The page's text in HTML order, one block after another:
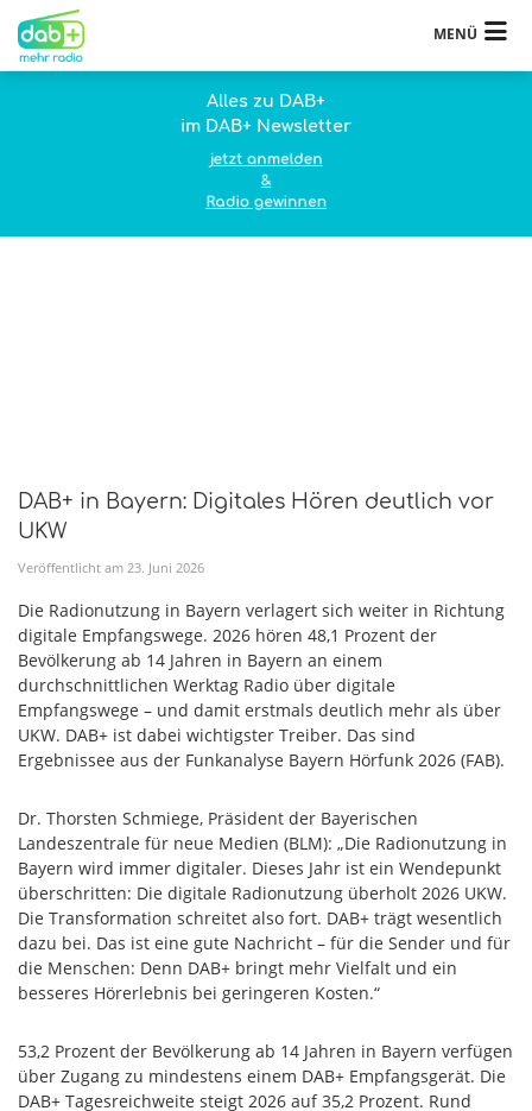
MENÜ
Alles zu DAB+
im DAB+ Newsletter
jetzt anmelden
&
Radio gewinnen
DAB+ in Bayern: Digitales Hören deutlich vor
UKW
Veröffentlicht am 23. Juni 2026
Die Radionutzung in Bayern verlagert sich weiter in Richtung
digitale Empfangswege. 2026 hören 48,1 Prozent der
Bevölkerung ab 14 Jahren in Bayern an einem
durchschnittlichen Werktag Radio über digitale
Empfangswege – und damit erstmals deutlich mehr als über
UKW. DAB+ ist dabei wichtigster Treiber. Das sind
Ergebnissee aus der Funkanalyse Bayern Hörfunk 2026 (FAB).
Dr. Thorsten Schmiege, Präsident der Bayerischen
Landeszentrale für neue Medien (BLM): „Die Radionutzung in
Bayern wird immer digitaler. Dieses Jahr ist ein Wendepunkt
überschritten: Die digitale Radionutzung überholt 2026 UKW.
Die Transformation schreitet also fort. DAB+ trägt wesentlich
dazu bei. Das ist eine gute Nachricht – für die Sender und für
die Menschen: Denn DAB+ bringt mehr Vielfalt und ein
besseres Hörerlebnis bei geringeren Kosten.“
53,2 Prozent der Bevölkerung ab 14 Jahren in Bayern verfügen
über Zugang zu mindestens einem DAB+ Empfangsgerät. Die
DAB+ Tagesreichweite steigt 2026 auf 35,2 Prozent. Rund